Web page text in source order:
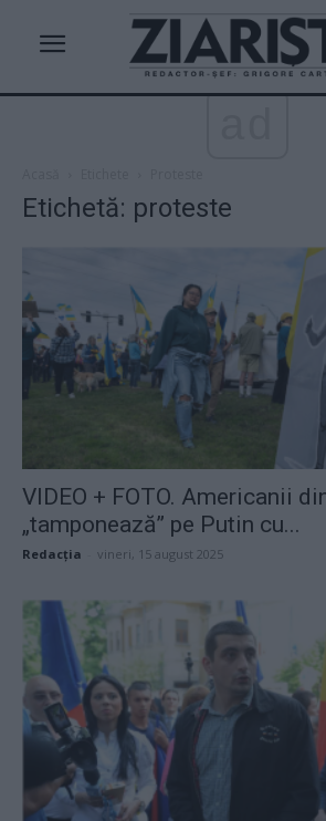
Etichetă: proteste
VIDEO + FOTO. Americanii
„tamponează” pe Putin cu...
Redacţia vineri, 15 august 2025